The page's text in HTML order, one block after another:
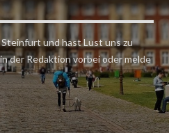
und hast Lust uns zu
der Redaktion vorbei oder melde